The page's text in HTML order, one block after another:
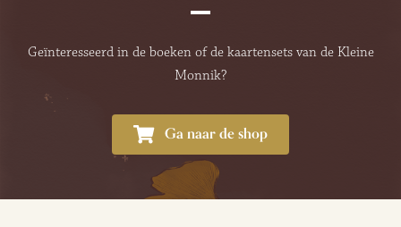
Geïnteresseerd in de boeken of de kaartensets van de Kleine
Monnik?
Ga naar de shop